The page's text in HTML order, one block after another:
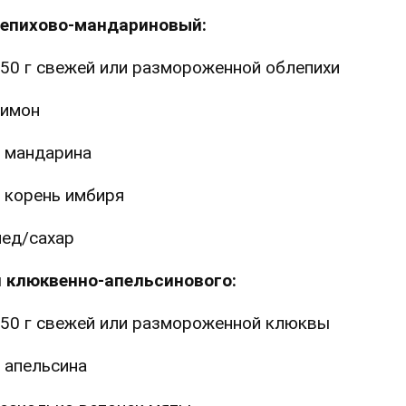
мандариновый:
г свежей или размороженной облепихи
мандарина
корень имбиря
сахар ⠀
апельсинового:
г свежей или размороженной клюквы
апельсина